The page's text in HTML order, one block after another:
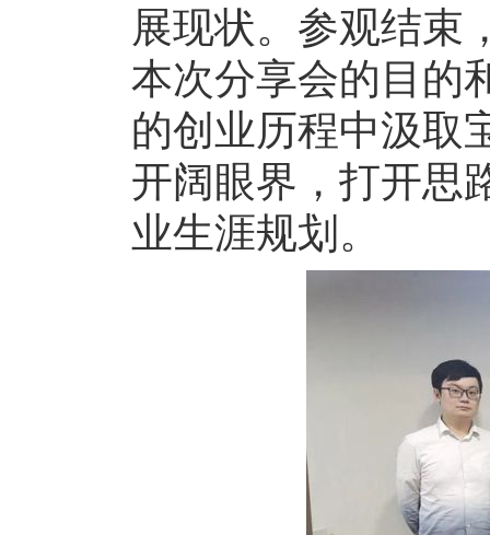
展现状。参观结束
本次分享会的目的
的创业历程中汲取
开阔眼界，打开思
业生涯规划。